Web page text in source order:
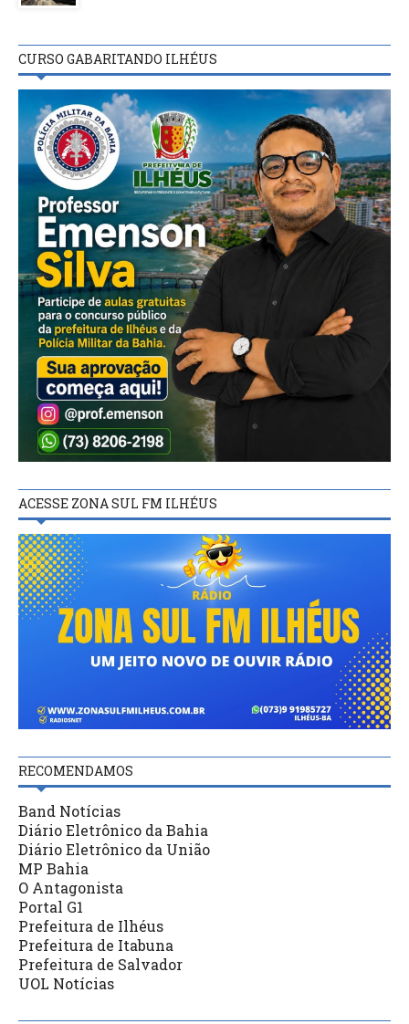
CURSO GABARITANDO ILHÉUS
ACESSE ZONA SUL FM ILHÉUS
RECOMENDAMOS
Band Notícias
Diário Eletrônico da Bahia
Diário Eletrônico da União
MP Bahia
O Antagonista
Portal G1
Prefeitura de Ilhéus
Prefeitura de Itabuna
Prefeitura de Salvador
UOL Notícias